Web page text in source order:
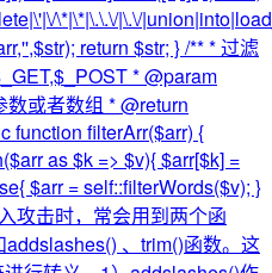
\*|\*|\.\.\/|\.\/
return $str; } /** * 过滤
* @param
或者数组 * @return
function filterArr($arr) {
as $k => $v){ $arr[$k] =
$arr = self::filterWords($v); }
攻击时，常会用到两个函
、trim()函数。这